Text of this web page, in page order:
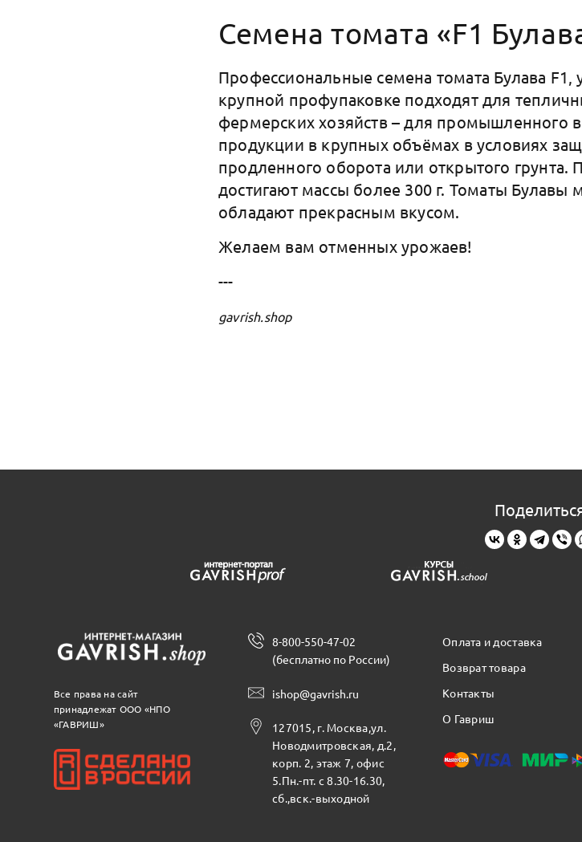
Семена томата «F1
Профессиональные семена томата Булава F1,
крупной профупаковке подходят для
фермерских хозяйств – для промышленного
продукции в крупных объёмах в условиях
продленного оборота или открытого
достигают массы более 300 г. Томаты
обладают прекрасным вкусом.
Желаем вам отменных урожаев!
---
gavrish.shop
Все права на сайт
принадлежат ООО «НПО
«ГАВРИШ»
8-800-550-47-02
(бесплатно по России)
ishop@gavrish.ru
127015, г. Москва,ул.
Новодмитровская, д.2,
корп. 2, этаж 7, офис
5.Пн.-пт. с 8.30-16.30,
сб.,вск.-выходной
Оплата и доставка
Возврат товара
Контакты
О Гавриш